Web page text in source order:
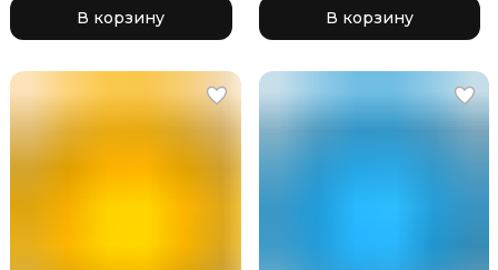
В корзину В корзину